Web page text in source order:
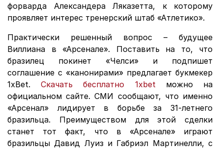
форварда Александера Ляказетта, к которому
проявляет интерес тренерский штаб «Атлетико».
Практически решенный вопрос – будущее
Виллиана в «Арсенале». Поставить на то, что
бразилец покинет «Челси» и подпишет
соглашение с «канонирами» предлагает букмекер
1xBet.Скачать бесплатно 1xbet можно на
официальном сайте. СМИ сообщают, что именно
«Арсенал» лидирует в борьбе за 31-летнего
бразильца. Преимуществом для этой сделки
станет тот факт, что в «Арсенале» играют
бразильцы Давид Луиз и Габриэл Мартинелли, с